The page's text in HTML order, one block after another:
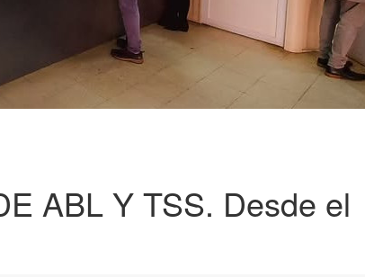
ABL Y TSS. Desde el